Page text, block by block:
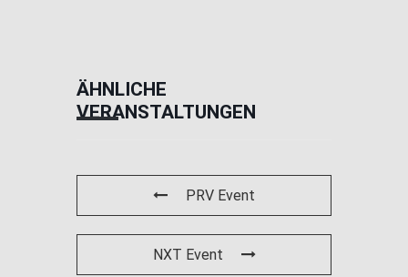
ÄHNLICHE
VERANSTALTUNGEN
PRV Event
NXT Event